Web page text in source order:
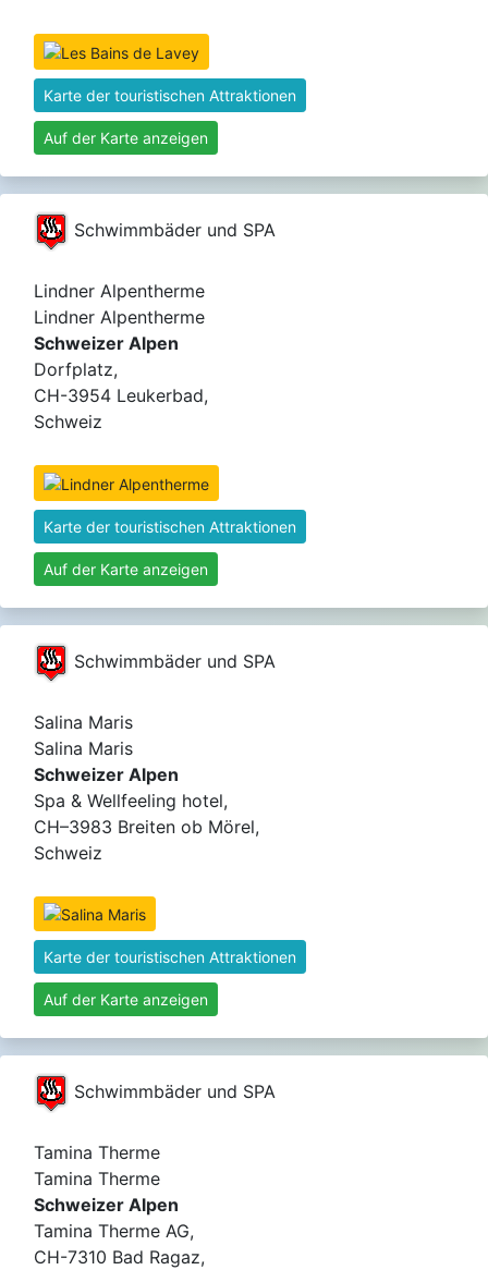
Karte der touristischen Attraktionen
Auf der Karte anzeigen
Schwimmbäder und SPA
Lindner Alpentherme
Lindner Alpentherme
Schweizer Alpen
Dorfplatz,
CH-3954 Leukerbad,
Schweiz
Karte der touristischen Attraktionen
Auf der Karte anzeigen
Schwimmbäder und SPA
Salina Maris
Salina Maris
Schweizer Alpen
Spa & Wellfeeling hotel,
CH–3983 Breiten ob Mörel,
Schweiz
Karte der touristischen Attraktionen
Auf der Karte anzeigen
Schwimmbäder und SPA
Tamina Therme
Tamina Therme
Schweizer Alpen
Tamina Therme AG,
CH-7310 Bad Ragaz,